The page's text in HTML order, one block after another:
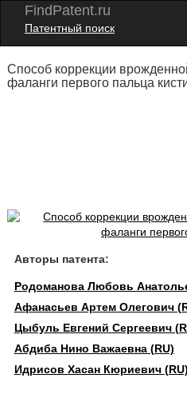
FindPatent.ru
Патентный поиск
Способ коррекции
фаланги первого пальца
Авторы патента:
Родоманова Любовь
Афанасьев Артем Олегович
Цыбуль Евгений Сергеевич
Абдиба Нино Важаевна (RU)
Идрисов Хасан Кюриевич (RU)